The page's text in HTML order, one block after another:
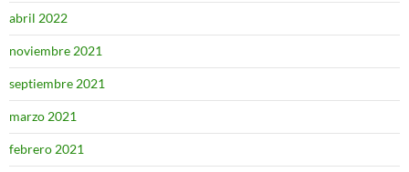
abril 2022
noviembre 2021
septiembre 2021
marzo 2021
febrero 2021